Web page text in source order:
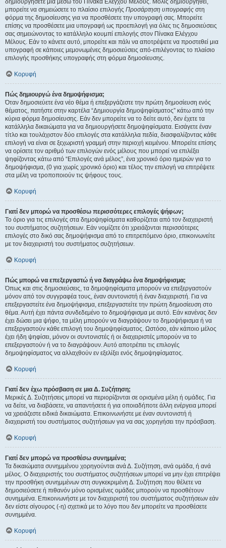
δημιουργήσετε μια μέσω του Πίνακα Ελέγχου Μέλους. Μόλις δημιουργηθεί,
μπορείτε να σημειώσετε το πλαίσιο επιλογής Προσάρτηση υπογραφής στη
φόρμα της δημοσίευσης για να προσθέσετε την υπογραφή σας. Μπορείτε
επίσης να προσθέσετε μια υπογραφή ως προεπιλογή για όλες τις δημοσιεύσεις
σας σημειώνοντας το κατάλληλο κουμπί επιλογής στον Πίνακα Ελέγχου
Μέλους. Εάν το κάνετε αυτό, μπορείτε και πάλι να αποτρέψετε να προστεθεί μια
υπογραφή σε κάποιες μεμονωμένες δημοσιεύσεις από-επιλέγοντας το πλαίσιο
επιλογής προσθήκης υπογραφής στη φόρμα δημοσίευσης.
Κορυφή
Πώς δημιουργώ ένα δημοψήφισμα;
Όταν δημοσιεύετε ένα νέο θέμα ή επεξεργάζεστε την πρώτη δημοσίευση ενός
θέματος, πατήστε στην καρτέλα “Δημιουργία δημοψηφίσματος” κάτω από την
κύρια φόρμα δημοσίευσης. Εάν δεν μπορείτε να το δείτε αυτό, δεν έχετε τα
κατάλληλα δικαιώματα για να δημιουργήσετε δημοψηφίσματα. Εισάγετε έναν
τίτλο και τουλάχιστον δύο επιλογές στα κατάλληλα πεδία, διασφαλίζοντας κάθε
επιλογή να είναι σε ξεχωριστή γραμμή στην περιοχή κειμένου. Μπορείτε επίσης
να ορίσετε τον αριθμό των επιλογών ενός μέλους που μπορεί να επιλέξει
ψηφίζοντας κάτω από “Επιλογές ανά μέλος”, ένα χρονικό όριο ημερών για το
δημοψήφισμα, (0 για χωρίς χρονικό όριο) και τέλος την επιλογή να επιτρέψετε
στα μέλη να τροποποιούν τις ψήφους τους.
Κορυφή
Γιατί δεν μπορώ να προσθέσω περισσότερες επιλογές ψήφων;
Το όριο για τις επιλογές στα δημοψηφίσματα καθορίζεται από τον διαχειριστή
του συστήματος συζητήσεων. Εάν νομίζετε ότι χρειάζονται περισσότερες
επιλογές στο δικό σας δημοψήφισμα από το επιτρεπόμενο όριο, επικοινωνείτε
με τον διαχειριστή του συστήματος συζητήσεων.
Κορυφή
Πώς μπορώ να επεξεργαστώ ή να διαγράψω ένα δημοψήφισμα;
Όπως και στις δημοσιεύσεις, τα δημοψηφίσματα μπορούν να επεξεργαστούν
μόνον από τον συγγραφέα τους, έναν συντονιστή ή έναν διαχειριστή. Για να
επεξεργαστείτε ένα δημοψήφισμα, επεξεργαστείτε την πρώτη δημοσίευση στο
θέμα. Αυτή έχει πάντα συνδεδεμένο το δημοψήφισμα με αυτό. Εάν κανένας δεν
έχει δώσει μια ψήφο, τα μέλη μπορούν να διαγράψουν το δημοψήφισμα ή να
επεξεργαστούν κάθε επιλογή του δημοψηφίσματος. Ωστόσο, εάν κάποιο μέλος
έχει ήδη ψηφίσει, μόνον οι συντονιστές ή οι διαχειριστές μπορούν να το
επεξεργαστούν ή να το διαγράψουν. Αυτό αποτρέπει τις επιλογές
δημοψηφίσματος να αλλαχθούν εν εξελίξει ενός δημοψηφίσματος.
Κορυφή
Γιατί δεν έχω πρόσβαση σε μια Δ. Συζήτηση;
Μερικές Δ. Συζητήσεις μπορεί να περιορίζονται σε ορισμένα μέλη ή ομάδες. Για
να δείτε, να διαβάσετε, να απαντήσετε ή για οποιαδήποτε άλλη ενέργεια μπορεί
να χρειάζεστε ειδικά δικαιώματα. Επικοινωνήστε με έναν συντονιστή ή
διαχειριστή του συστήματος συζητήσεων για να σας χορηγήσει την πρόσβαση.
Κορυφή
Γιατί δεν μπορώ να προσθέσω συνημμένα;
Τα δικαιώματα συνημμένου χορηγούνται ανά Δ. Συζήτηση, ανά ομάδα, ή ανά
μέλος. Ο διαχειριστής του συστήματος συζητήσεων μπορεί να μην έχει επιτρέψει
την προσθήκη συνημμένων στη συγκεκριμένη Δ. Συζήτηση που θέλετε να
δημοσιεύσετε ή πιθανόν μόνο ορισμένες ομάδες μπορούν να προσθέτουν
συνημμένα. Επικοινωνήστε με τον διαχειριστή του συστήματος συζητήσεων εάν
δεν είστε σίγουρος (-η) σχετικά με το λόγο που δεν μπορείτε να προσθέσετε
συνημμένα.
Κορυφή